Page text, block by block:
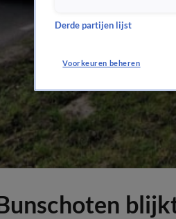
Derde partijen lijst
Voorkeuren beheren